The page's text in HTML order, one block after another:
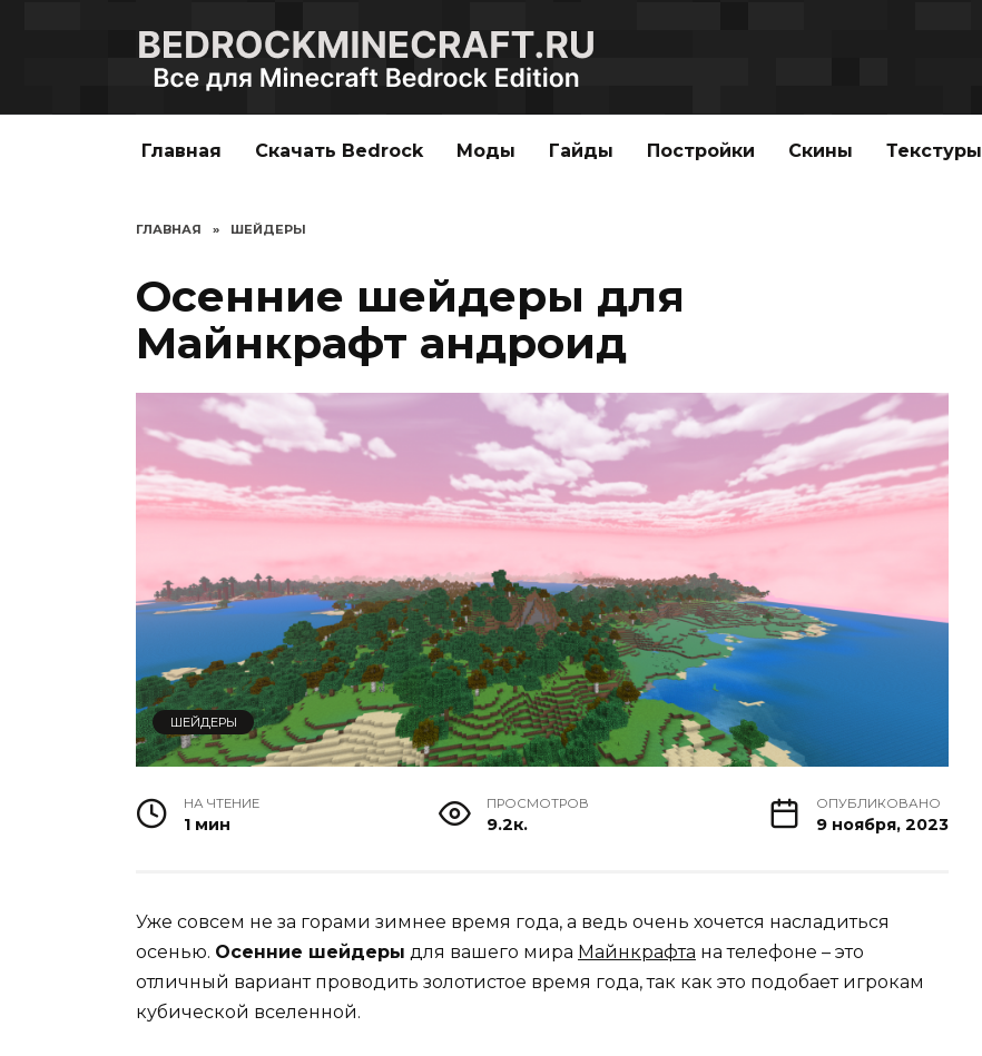
Главная Скачать Bedrock Моды Гайды Постройки Скины Текстуры
ГЛАВНАЯ » ШЕЙДЕРЫ
Осенние шейдеры для
Майнкрафт андроид
ШЕЙДЕРЫ
НА ЧТЕНИЕ
1 мин
ПРОСМОТРОВ
9.2к.
ОПУБЛИКОВАНО
9 ноября, 2023
Уже совсем не за горами зимнее время года, а ведь очень хочется насладиться
осенью. Осенние шейдеры для вашего мира Майнкрафта на телефоне – это
отличный вариант проводить золотистое время года, так как это подобает игрокам
кубической вселенной.